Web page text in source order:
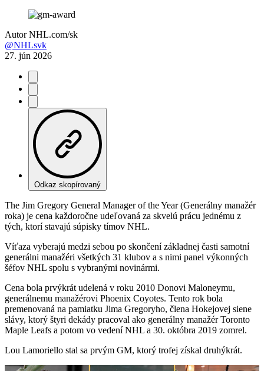
Autor NHL.com/sk
@NHLsvk
27. jún 2026
Odkaz skopírovaný
The Jim Gregory General Manager of the Year (Generálny manažér
roka) je cena každoročne udeľovaná za skvelú prácu jednému z
tých, ktorí stavajú súpisky tímov NHL.
Víťaza vyberajú medzi sebou po skončení základnej časti samotní
generálni manažéri všetkých 31 klubov a s nimi panel výkonných
šéfov NHL spolu s vybranými novinármi.
Cena bola prvýkrát udelená v roku 2010 Donovi Maloneymu,
generálnemu manažérovi Phoenix Coyotes. Tento rok bola
premenovaná na pamiatku Jima Gregoryho, člena Hokejovej siene
slávy, ktorý štyri dekády pracoval ako generálny manažér Toronto
Maple Leafs a potom vo vedení NHL a 30. októbra 2019 zomrel.
Lou Lamoriello stal sa prvým GM, ktorý trofej získal druhýkrát.